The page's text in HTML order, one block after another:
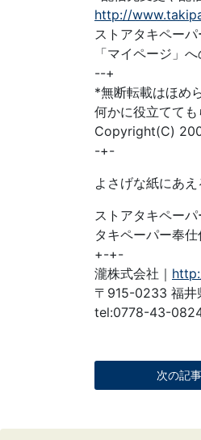
http://
ストアタキペー
「マイページ」
--+
*無断転載はほめ
何かに役立てても
Copyright(C)
-+-
よさげな紙にあえ
ストアタキペーパ
タキペーパー奉仕
+-+-
瀧株式会社｜
〒915-0233 福井
tel:0778-43-
次の記